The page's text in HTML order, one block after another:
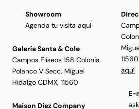
Showroom
Agenda tu visita aquí
Galería Santa & Cole
Campos Elíseos 158 Colonia
Polanco V Secc. Miguel
Hidalgo CDMX, 11560
Maison Diez Company
aquí
E-